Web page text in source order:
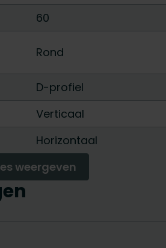
60
Rond
D-profiel
Verticaal
Horizontaal
weergeven